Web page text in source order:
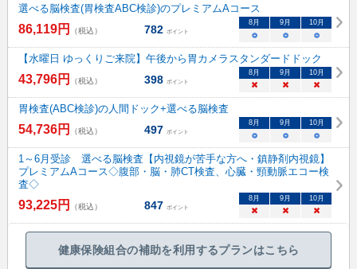
選べる脳検査(胃検査ABC検診)のプレミアムAコース
86,119円 （税込） 782 ポイント
8 月 9 月 10月
○ ○ ○
【水曜日 ゆっくりご来院】午後から胃カメラスタンダードドック
43,796円 （税込） 398 ポイント
8 月 9 月 10月
× × ×
胃検査(ABC検診)の人間ドック+選べる脳検査
54,736円 （税込） 497 ポイント
8 月 9 月 10月
○ ○ ○
1～6月受診 選べる脳検査【内視鏡が苦手な方へ・鎮静剤内視鏡】
プレミアムAコース◇腹部・脳・肺CT検査、心臓・頸動脈エコー検
査◇
93,225円 （税込） 847 ポイント
8 月 9 月 10月
× × ×
健康保険組合の補助を利用するプランはこちら